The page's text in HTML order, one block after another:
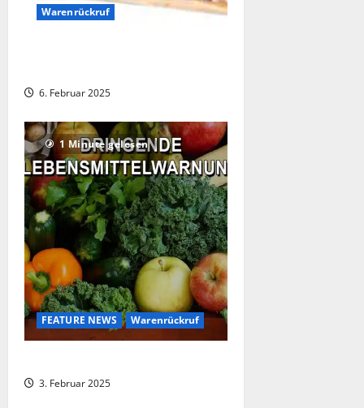
Warenrückruf
6. Februar 2025
1 Minute gelesen
FEATURE NEWS Warenrückruf
3. Februar 2025